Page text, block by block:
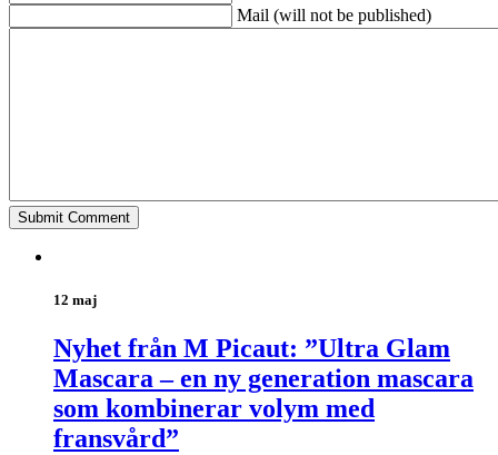
Mail (will not be published)
12 maj
Nyhet från M Picaut: ”Ultra Glam
Mascara – en ny generation mascara
som kombinerar volym med
fransvård”